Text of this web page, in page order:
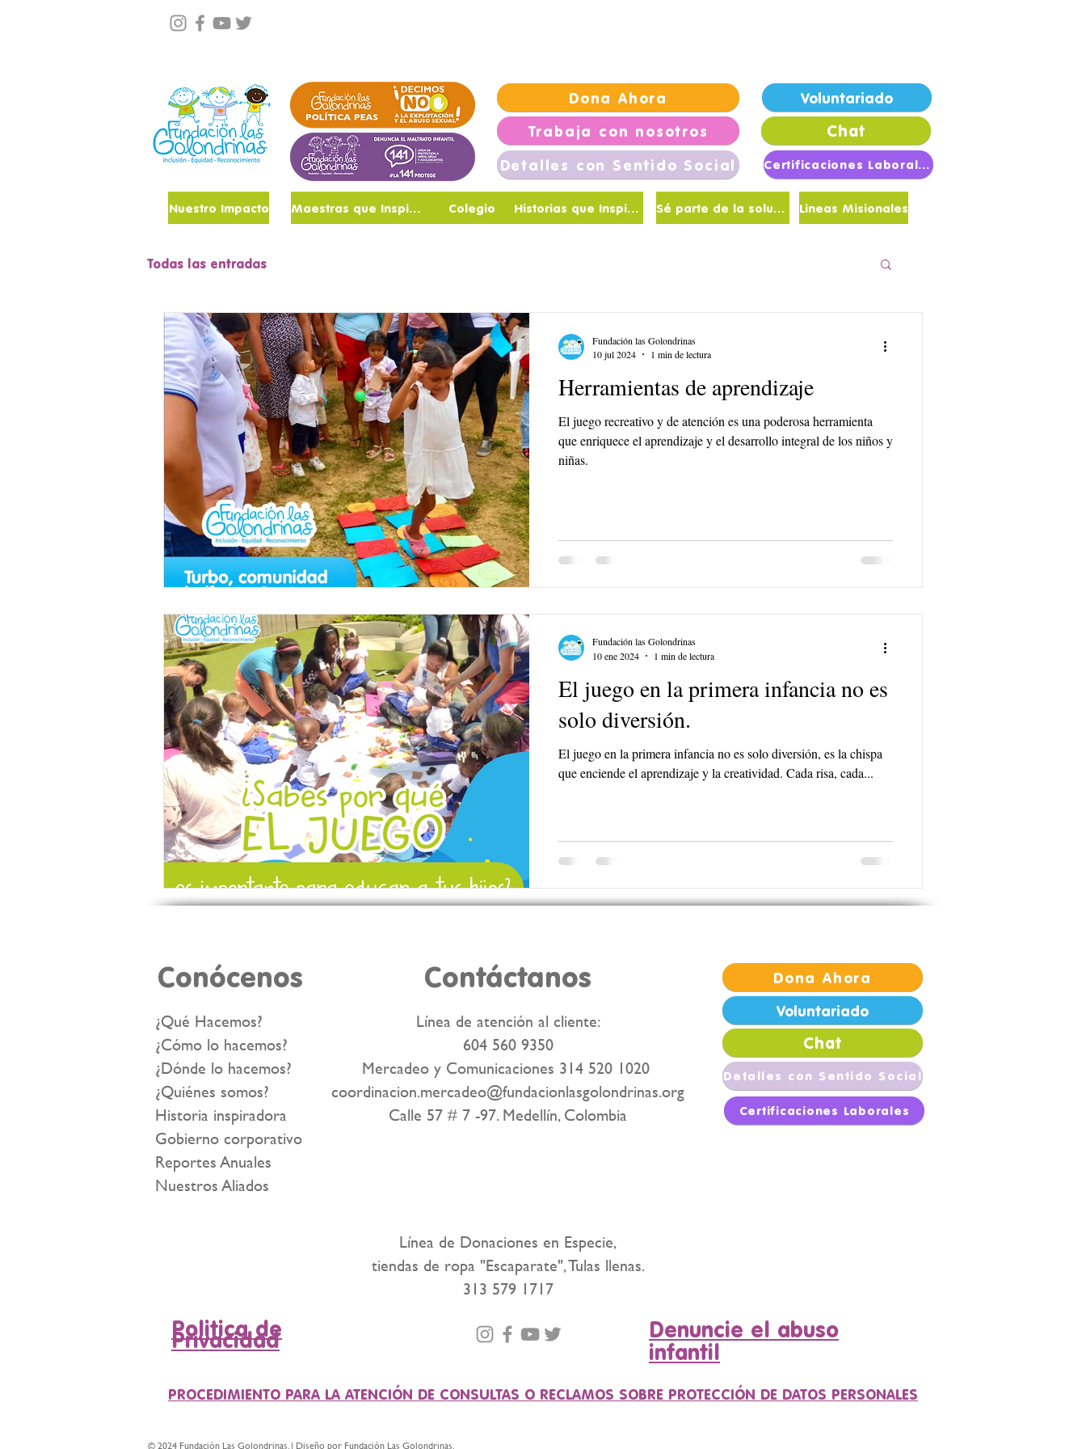
Dona Ahora
Trabaja con nosotros
Detalles con Sentido Social
Voluntariado
Chat
Certificaciones Laborales
Nuestro Impacto Maestras que Inspiran Colegio Sé parte de la solución Lineas Misionales
Historias que Inspiran
Todas las entradas
Herramientas de aprendizaje
El juego recreativo y de atención es una poderosa herramienta
que enriquece el aprendizaje y el desarrollo integral de los niños y
niñas.
Fundación las Golondrinas
10 jul 2024
1 min de lectura
El juego en la primera infancia no es
solo diversión.
El juego en la primera infancia no es solo diversión, es la chispa
que enciende el aprendizaje y la creatividad. Cada risa, cada...
Fundación las Golondrinas
10 ene 2024
1 min de lectura
Conócenos Contáctanos
¿Qué Hacemos?
¿Cómo lo hacemos?
¿Dónde lo hacemos?
¿Quiénes somos?
Historia inspiradora
Gobierno corporativo
Reportes Anuales
Nuestros Aliados
Línea de atención al cliente:
604 560 9350
Mercadeo y Comunicaciones 314 520 1020
coordinacion.mercadeo@fundacionlasgolondrinas.org
Calle 57 # 7 -97. Medellín, Colombia
Dona Ahora
Voluntariado
Chat
Detalles con Sentido Social
Certificaciones Laborales
Línea de Donaciones en Especie,
tiendas de ropa "Escaparate",Tulas llenas.
313 579 1717
Politica de
Privacidad
Denuncie el abuso
infantil
PROCEDIMIENTO PARA LA ATENCIÓN DE CONSULTAS O RECLAMOS SOBRE PROTECCIÓN DE DATOS PERSONALES
© 2024 Fundación Las Golondrinas. | Diseño por Fundación Las Golondrinas.